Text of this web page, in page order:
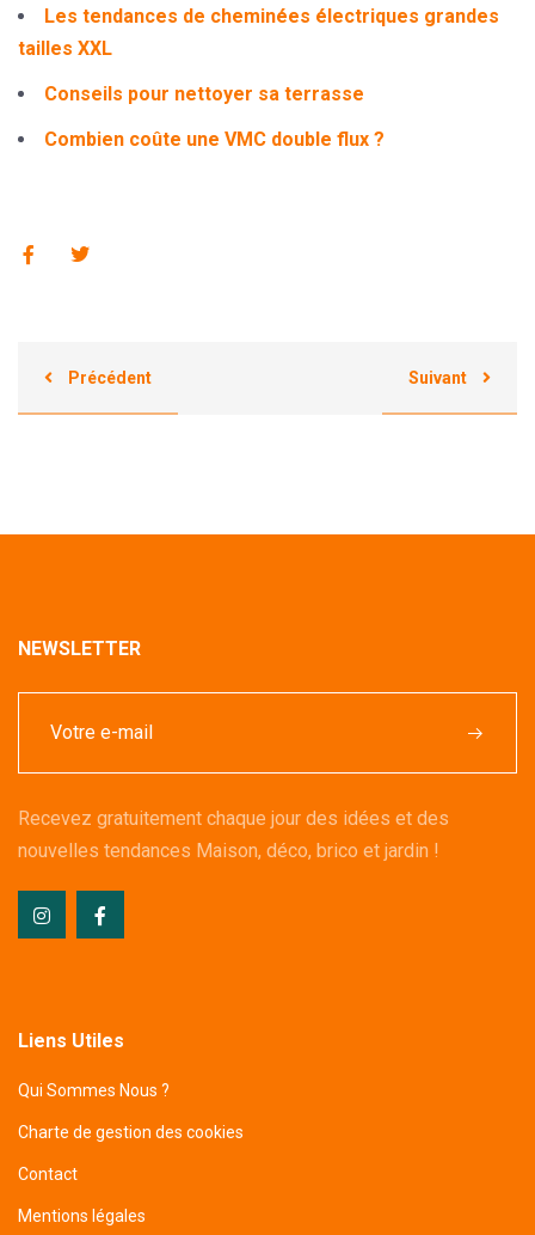
Les tendances de cheminées électriques grandes
tailles XXL
Conseils pour nettoyer sa terrasse
Combien coûte une VMC double flux ?
Précédent Suivant
NEWSLETTER
Recevez gratuitement chaque jour des idées et des
nouvelles tendances Maison, déco, brico et jardin !
Liens Utiles
Qui Sommes Nous ?
Charte de gestion des cookies
Contact
Mentions légales